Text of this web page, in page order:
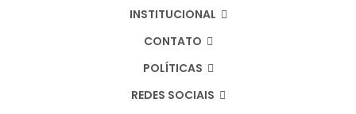
INSTITUCIONAL
CONTATO
POLÍTICAS
REDES SOCIAIS